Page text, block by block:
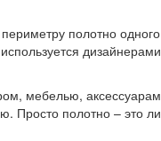
полотно
мебелью,
Просто полотно – это